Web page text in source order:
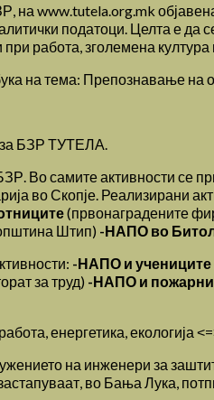
www.tutela.org.mk
податоци. Целта е
работа, зголемена
на тема: Препознавање на
за БЗР ТУТЕЛА.
Во самите активности се
во Скопје. Реализирани
(првонаградените
Штип) -НАПО во
-НАПО и учениците
за труд) -НАПО и
енергетика, екологија
на инженери за
во Бања Лука,